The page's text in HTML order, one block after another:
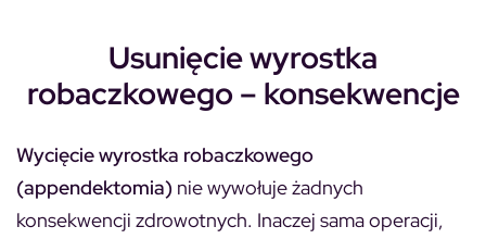
Usunięcie wyrostka
robaczkowego – konsekwencje
Wycięcie wyrostka robaczkowego
(appendektomia) nie wywołuje żadnych
konsekwencji zdrowotnych. Inaczej sama operacji,